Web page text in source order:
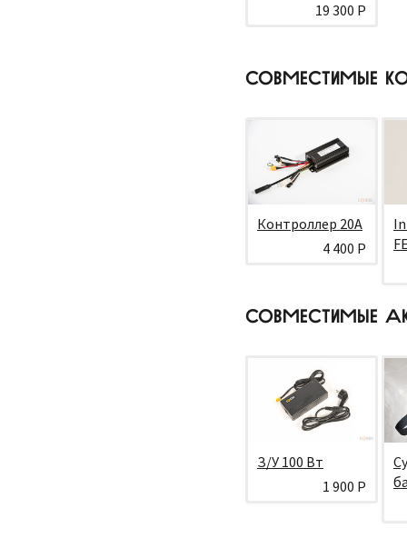
19 300 Р
СОВМЕСТИМЫЕ
Контроллер 20А
4 400 Р
СОВМЕСТИМЫЕ
З/У 100 Вт
1 900 Р